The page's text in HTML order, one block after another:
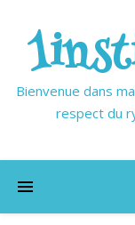
Bienvenue dans
respect du